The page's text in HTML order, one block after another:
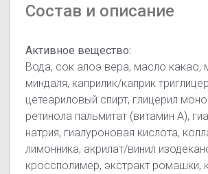
Состав и описание
Активное вещество:
Вода, сок алоэ вера, масло какао,
миндаля, каприлик/каприк
цетеариловый спирт, глицерил
ретинола пальмитат (витамин А),
натрия, гиалуроновая кислота,
лимонника, акрилат/винил
кроссполимер, экстракт ромашки,